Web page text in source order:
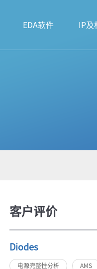
EDA软件 IP
客户评价
Diodes
电源完整性分析 AMS